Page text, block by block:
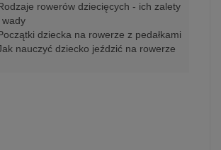
rowerów dziecięcych - ich zalety
wady
dziecka na rowerze z pedałkami
nauczyć dziecko jeździć na rowerze